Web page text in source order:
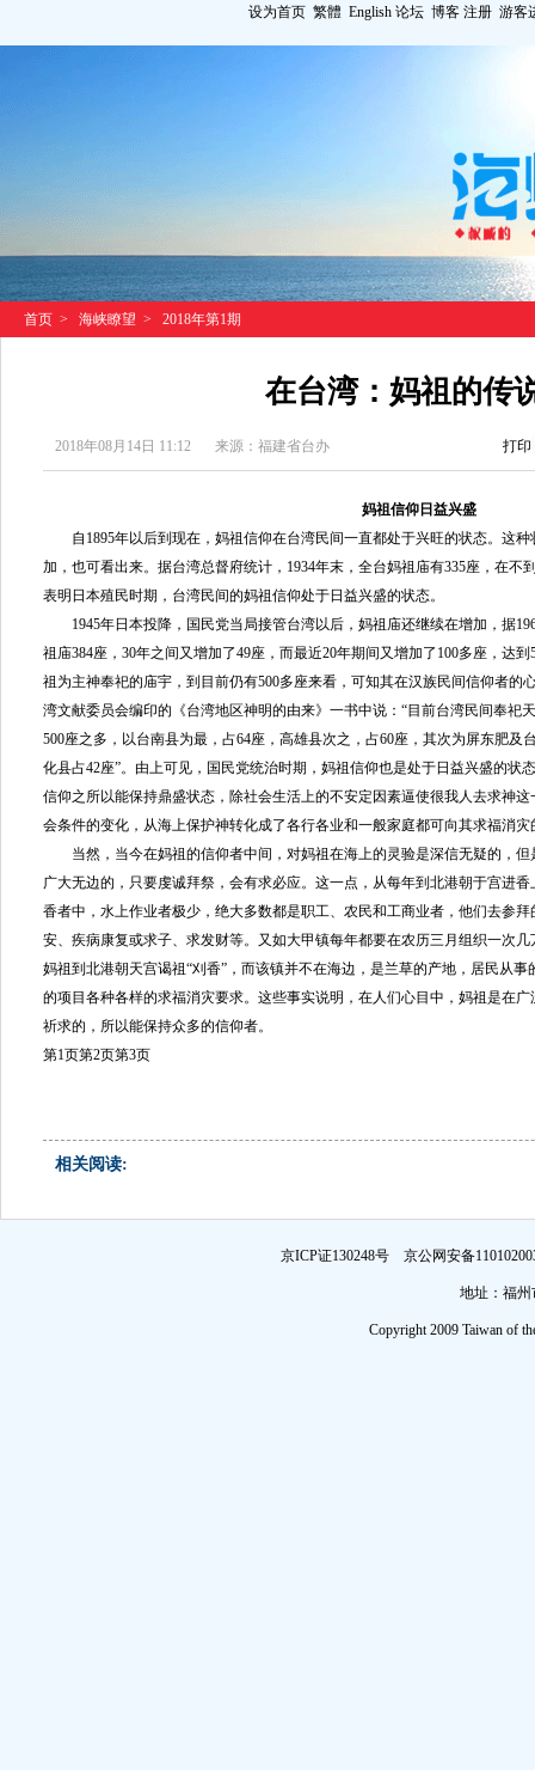
设为首页 繁體 English 论坛 博客 注册 游客
首页 > 海峡瞭望 > 2018年第1期
在台湾：妈祖的传
2018年08月14日 11:12 来源：福建省台办 打印
妈祖信仰日益兴盛
自1895年以后到现在，妈祖信仰在台湾民间一直都处于兴旺的状态。这种
加，也可看出来。据台湾总督府统计，1934年末，全台妈祖庙有335座，在不
表明日本殖民时期，台湾民间的妈祖信仰处于日益兴盛的状态。
1945年日本投降，国民党当局接管台湾以后，妈祖庙还继续在增加，据
祖庙384座，30年之间又增加了49座，而最近20年期间又增加了100多座，达
祖为主神奉祀的庙宇，到目前仍有500多座来看，可知其在汉族民间信仰者的
湾文献委员会编印的《台湾地区神明的由来》一书中说：“目前台湾民间奉祀
500座之多，以台南县为最，占64座，高雄县次之，占60座，其次为屏东肥及
化县占42座”。由上可见，国民党统治时期，妈祖信仰也是处于日益兴盛的状
信仰之所以能保持鼎盛状态，除社会生活上的不安定因素逼使很我人去求神
会条件的变化，从海上保护神转化成了各行各业和一般家庭都可向其求福消
当然，当今在妈祖的信仰者中间，对妈祖在海上的灵验是深信无疑的，但
广大无边的，只要虔诚拜祭，会有求必应。这一点，从每年到北港朝于宫进
香者中，水上作业者极少，绝大多数都是职工、农民和工商业者，他们去参
安、疾病康复或求子、求发财等。又如大甲镇每年都要在农历三月组织一次
妈祖到北港朝天宫谒祖“刈香”，而该镇并不在海边，是兰草的产地，居民从
的项目各种各样的求福消灾要求。这些事实说明，在人们心目中，妈祖是在
祈求的，所以能保持众多的信仰者。
第1页第2页第3页
相关阅读:
京ICP证130248号 京公网安备
地址：福州
Copyright 2009 Taiwan of